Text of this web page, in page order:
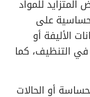
للمواد
على
الأليفة أو
في التنظيف، كما
أو الحالات